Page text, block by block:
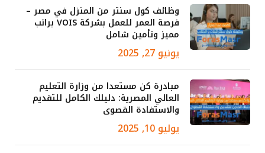
وظائف كول سنتر من المنزل في مصر –
فرصة العمر للعمل بشركة VOIS براتب
مميز وتأمين شامل
يونيو 27, 2025
مبادرة كن مستعدا من وزارة التعليم
العالي المصرية: دليلك الكامل للتقديم
والاستفادة القصوى
يوليو 10, 2025